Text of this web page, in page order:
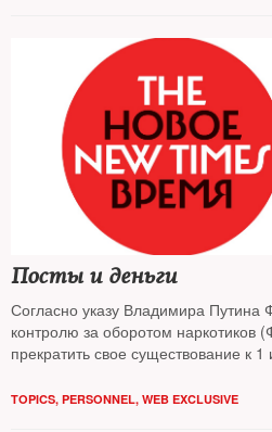
Посты и деньги
Согласно указу Владимира Путина
контролю за оборотом
прекратить свое существование к
TOPICS, PERSONNEL, WEB EXCLUSIVE